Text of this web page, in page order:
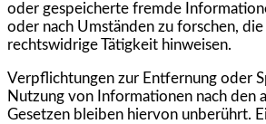
oder gespeicherte fremde
oder nach Umständen zu forschen,
rechtswidrige Tätigkeit hinweisen.
Verpflichtungen zur Entfernung oder
Nutzung von Informationen nach den
Gesetzen bleiben hiervon unberührt.